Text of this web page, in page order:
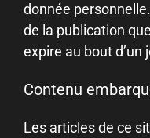
donnée
de la publication
expire au bout d’un
Contenu
Les articles de ce